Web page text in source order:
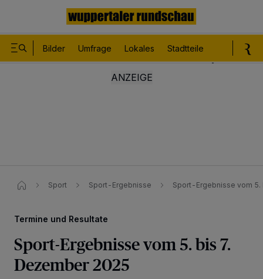
Bilder Umfrage Lokales Stadtteile
Sport Sport-Ergebnisse Sport-Ergebnisse vom
Termine und Resultate
Sport-Ergebnisse vom 5. bis 7.
Dezember 2025